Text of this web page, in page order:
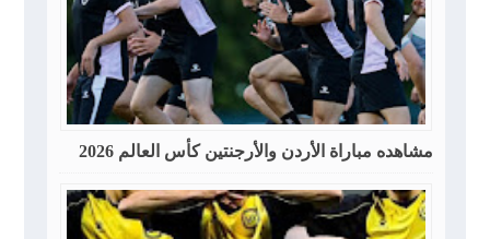
مشاهده مباراة الأردن والأرجنتين كأس العالم 2026